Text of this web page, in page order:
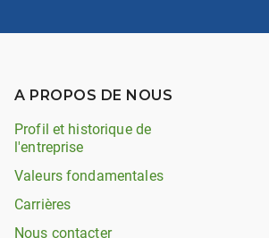
A PROPOS DE NOUS
Profil et historique de
l'entreprise
Valeurs fondamentales
Carrières
Nous contacter